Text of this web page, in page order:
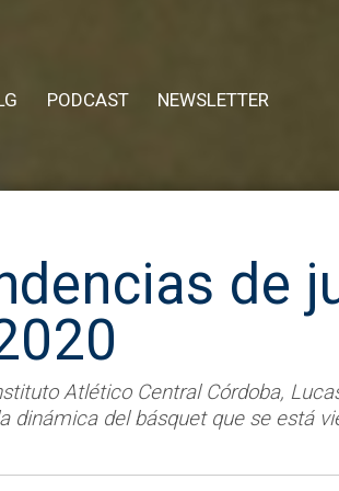
PODCAST NEWSLETTER
de
Atlético Central Córdoba,
dinámica del básquet que se está